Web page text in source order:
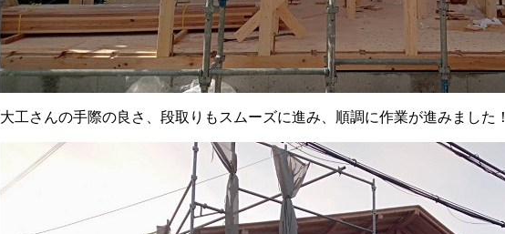
大工さんの手際の良さ、段取りもスムーズに進み、順調に作業が進みました！